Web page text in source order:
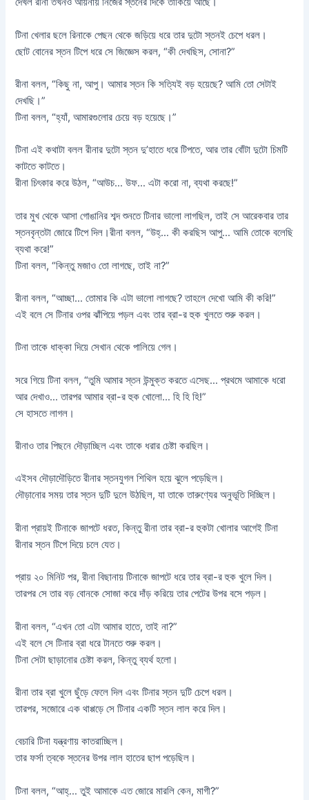
টিনা খেলার ছলে রিনাকে পেছন থেকে জড়িয়ে ধরে তার দুটো স্তনই চেপে ধরল।
ছোট বোনের স্তন টিপে ধরে সে জিজ্ঞেস করল, “কী দেখছিস, সোনা?”
রীনা বলল, “কিছু না, আপু। আমার স্তন কি সত্যিই বড় হয়েছে? আমি তো সেটাই
দেখছি।”
টিনা বলল, “হ্যাঁ, আমারগুলোর চেয়ে বড় হয়েছে।”
টিনা এই কথাটা বলল রীনার দুটো স্তন দু’হাতে ধরে টিপতে, আর তার বোঁটা দুটো চিমটি
কাটতে কাটতে।
রীনা চিৎকার করে উঠল, “আউচ… উফ… এটা করো না, ব্যথা করছে!”
তার মুখ থেকে আসা গোঙানির শব্দ শুনতে টিনার ভালো লাগছিল, তাই সে আরেকবার তার
স্তনবৃন্তটা জোরে টিপে দিল।রীনা বলল, “উহ্‌… কী করছিস আপু… আমি তোকে বলেছি
ব্যথা করে!”
টিনা বলল, “কিন্তু মজাও তো লাগছে, তাই না?”
রীনা বলল, “আচ্ছা… তোমার কি এটা ভালো লাগছে? তাহলে দেখো আমি কী করি!”
এই বলে সে টিনার ওপর ঝাঁপিয়ে পড়ল এবং তার ব্রা-র হুক খুলতে শুরু করল।
টিনা তাকে ধাক্কা দিয়ে সেখান থেকে পালিয়ে গেল।
সরে গিয়ে টিনা বলল, “তুমি আমার স্তন উন্মুক্ত করতে এসেছ… প্রথমে আমাকে ধরো
আর দেখাও… তারপর আমার ব্রা-র হুক খোলো… হি হি হি!”
সে হাসতে লাগল।
রীনাও তার পিছনে দৌড়াচ্ছিল এবং তাকে ধরার চেষ্টা করছিল।
এইসব দৌড়াদৌড়িতে রীনার স্তনযুগল শিথিল হয়ে ঝুলে পড়েছিল।
দৌড়ানোর সময় তার স্তন দুটি দুলে উঠছিল, যা তাকে তারুণ্যের অনুভূতি দিচ্ছিল।
রীনা প্রায়ই টিনাকে জাপটে ধরত, কিন্তু রীনা তার ব্রা-র হুকটা খোলার আগেই টিনা
রীনার স্তন টিপে দিয়ে চলে যেত।
প্রায় ২০ মিনিট পর, রীনা বিছানায় টিনাকে জাপটে ধরে তার ব্রা-র হুক খুলে দিল।
তারপর সে তার বড় বোনকে সোজা করে দাঁড় করিয়ে তার পেটের উপর বসে পড়ল।
রীনা বলল, “এখন তো এটা আমার হাতে, তাই না?”
এই বলে সে টিনার ব্রা ধরে টানতে শুরু করল।
টিনা সেটা ছাড়ানোর চেষ্টা করল, কিন্তু ব্যর্থ হলো।
রীনা তার ব্রা খুলে ছুঁড়ে ফেলে দিল এবং টিনার স্তন দুটি চেপে ধরল।
তারপর, সজোরে এক থাপ্পড়ে সে টিনার একটি স্তন লাল করে দিল।
বেচারি টিনা যন্ত্রণায় কাতরাচ্ছিল।
তার ফর্সা ত্বকে স্তনের উপর লাল হাতের ছাপ পড়েছিল।
টিনা বলল, “আহ্‌… তুই আমাকে এত জোরে মারলি কেন, মাগী?”